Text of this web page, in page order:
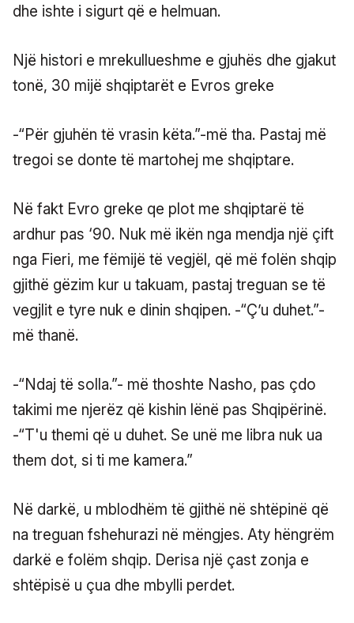
dhe ishte i sigurt që e helmuan.
Një histori e mrekullueshme e gjuhës dhe gjakut
tonë, 30 mijë shqiptarët e Evros greke
-“Për gjuhën të vrasin këta.”-më tha. Pastaj më
tregoi se donte të martohej me shqiptare.
Në fakt Evro greke qe plot me shqiptarë të
ardhur pas ‘90. Nuk më ikën nga mendja një çift
nga Fieri, me fëmijë të vegjël, që më folën shqip
gjithë gëzim kur u takuam, pastaj treguan se të
vegjlit e tyre nuk e dinin shqipen. -“Ç’u duhet.”-
më thanë.
-“Ndaj të solla.”- më thoshte Nasho, pas çdo
takimi me njerëz që kishin lënë pas Shqipërinë.
-“T'u themi që u duhet. Se unë me libra nuk ua
them dot, si ti me kamera.”
Në darkë, u mblodhëm të gjithë në shtëpinë që
na treguan fshehurazi në mëngjes. Aty hëngrëm
darkë e folëm shqip. Derisa një çast zonja e
shtëpisë u çua dhe mbylli perdet.